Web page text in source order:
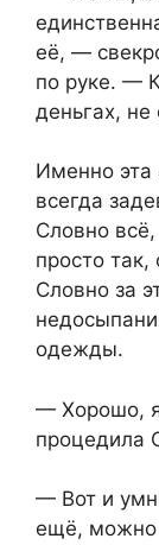
её, —
по руке. —
деньгах,
Именно эта
всегда
Словно
просто так,
Словно за
одежды.
— Хорошо,
процедила
— Вот и
ещё, можно